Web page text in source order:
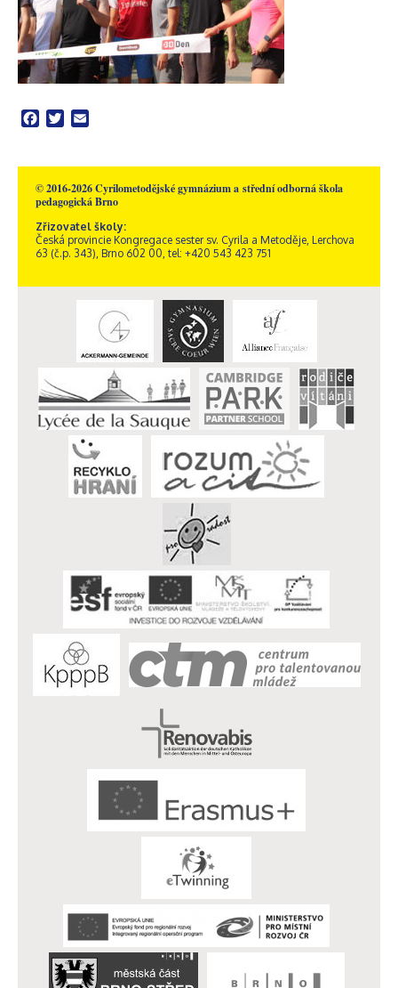
Facebook
Twitter
© 2016-2026 Cyrilometodějské gymnázium a střední odborná škola
pedagogická Brno
Zřizovatel školy:
Česká provincie Kongregace sester sv. Cyrila a Metoděje, Lerchova
63 (č.p. 343), Brno 602 00, tel: +420 543 423 751